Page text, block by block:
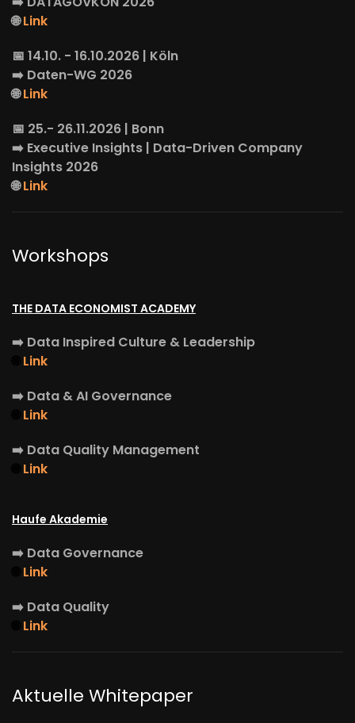
🌐Link
📅 14.10. - 16.10.2026 | Köln
➡️ Daten-WG 2026
🌐Link
📅 25.- 26.11.2026 | Bonn
➡️ Executive Insights | Data-Driven Company
Insights 2026
🌐Link
Workshops
THE DATA ECONOMIST ACADEMY
➡️ Data Inspired Culture & Leadership
Link
➡️ Data & AI Governance
Link
➡️ Data Quality Management
Link
Haufe Akademie
➡️ Data Governance
Link
➡️ Data Quality
Link
Aktuelle Whitepaper